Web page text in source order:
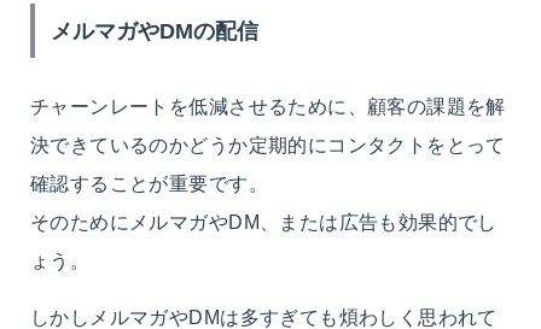
メルマガやDMの配信
チャーンレートを低減させるために、顧客の課題を解
決できているのかどうか定期的にコンタクトをとって
確認することが重要です。
そのためにメルマガやDM、または広告も効果的でし
ょう。
しかしメルマガやDMは多すぎても煩わしく思われて